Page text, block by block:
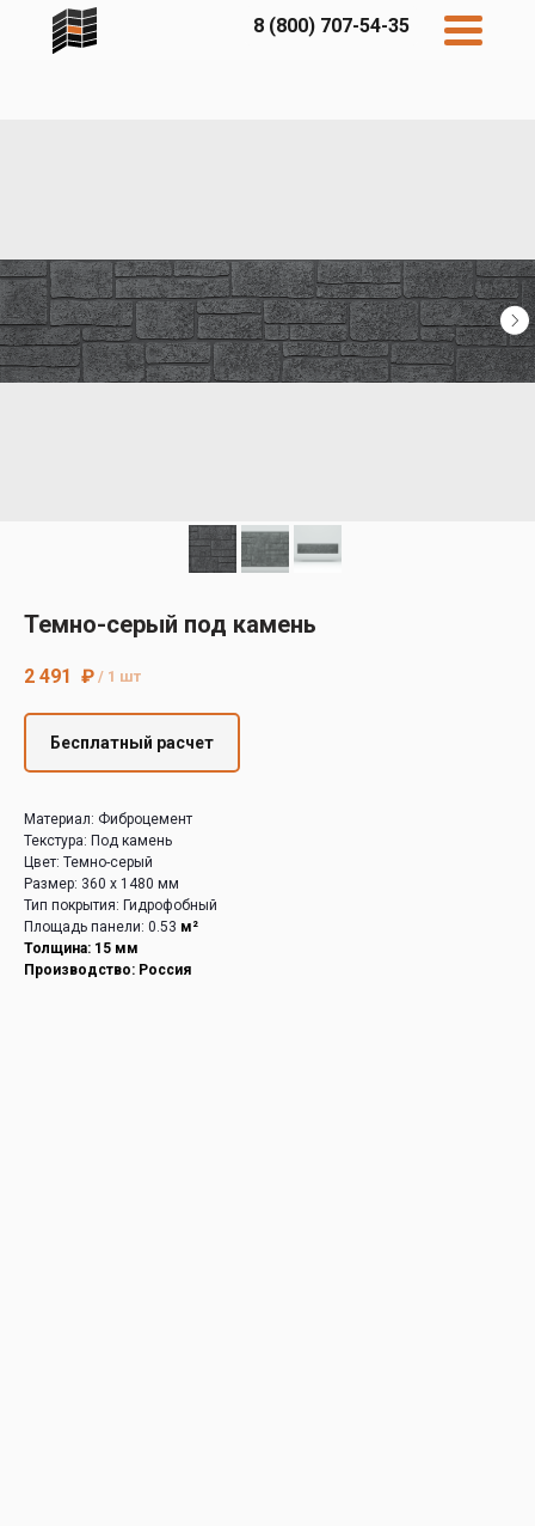
8 (800) 707-54-35
Decover
Cedral
Бесплатный
расчет
Темно-серый под камень
2 491 ₽ / 1 шт
Бесплатный расчет
Материал: Фиброцемент
Текстура: Под камень
Цвет: Темно-серый
Размер: 360 х 1480 мм
Тип покрытия: Гидрофобный
Площадь панели: 0.53 м²
Толщина: 15 мм
Производство: Россия